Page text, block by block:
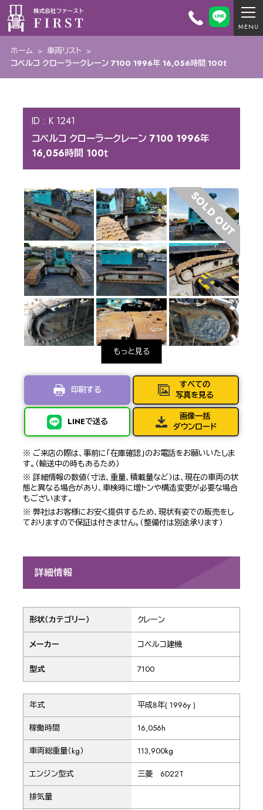
ホーム > 車両リスト >
コベルコ クローラークレーン 7100 1996年 16,056時間 100ｔ
ID : K 1241
コベルコ クローラークレーン 7100 1996年
16,056時間 100ｔ
SOLD OUT
印刷する
LINEで送る
すべての
写真を見る
画像一括
ダウンロード
※ ご来店の際は、事前に「在庫確認」のお電話をお願いいたしま
す。（輸送中の時もあるため）
※ 詳細情報の数値（寸法、重量、積載量など）は、現在の車両の状
態と異なる場合があり、車検時に増トンや構造変更が必要な場合
もございます。
※ 弊社はお客様にお安く提供するため、現状有姿での販売をし
ておりますので保証は付きません。（整備付は別途承ります）
詳細情報
形状（カテゴリー） クレーン
メーカー コベルコ建機
型式 7100
年式 平成8年( 1996y )
稼働時間 16,056h
車両総重量（kg） 113,900kg
エンジン型式 三菱 6D22T
排気量